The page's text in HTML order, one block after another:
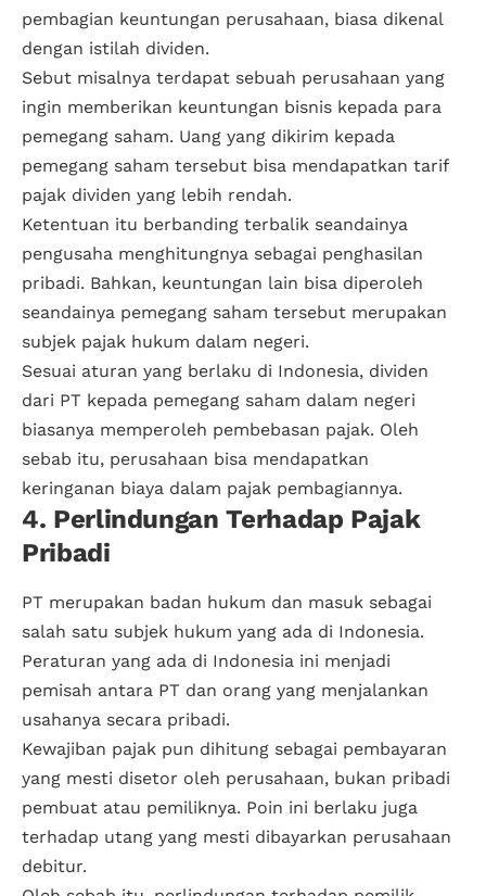
pembagian keuntungan perusahaan, biasa dikenal
dengan istilah dividen.
Sebut misalnya terdapat sebuah perusahaan yang
ingin memberikan keuntungan bisnis kepada para
pemegang saham. Uang yang dikirim kepada
pemegang saham tersebut bisa mendapatkan tarif
pajak dividen yang lebih rendah.
Ketentuan itu berbanding terbalik seandainya
pengusaha menghitungnya sebagai penghasilan
pribadi. Bahkan, keuntungan lain bisa diperoleh
seandainya pemegang saham tersebut merupakan
subjek pajak hukum dalam negeri.
Sesuai aturan yang berlaku di Indonesia, dividen
dari PT kepada pemegang saham dalam negeri
biasanya memperoleh pembebasan pajak. Oleh
sebab itu, perusahaan bisa mendapatkan
keringanan biaya dalam pajak pembagiannya.
4. Perlindungan Terhadap Pajak
Pribadi
PT merupakan badan hukum dan masuk sebagai
salah satu subjek hukum yang ada di Indonesia.
Peraturan yang ada di Indonesia ini menjadi
pemisah antara PT dan orang yang menjalankan
usahanya secara pribadi.
Kewajiban pajak pun dihitung sebagai pembayaran
yang mesti disetor oleh perusahaan, bukan pribadi
pembuat atau pemiliknya. Poin ini berlaku juga
terhadap utang yang mesti dibayarkan perusahaan
debitur.